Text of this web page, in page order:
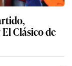
Clásico de